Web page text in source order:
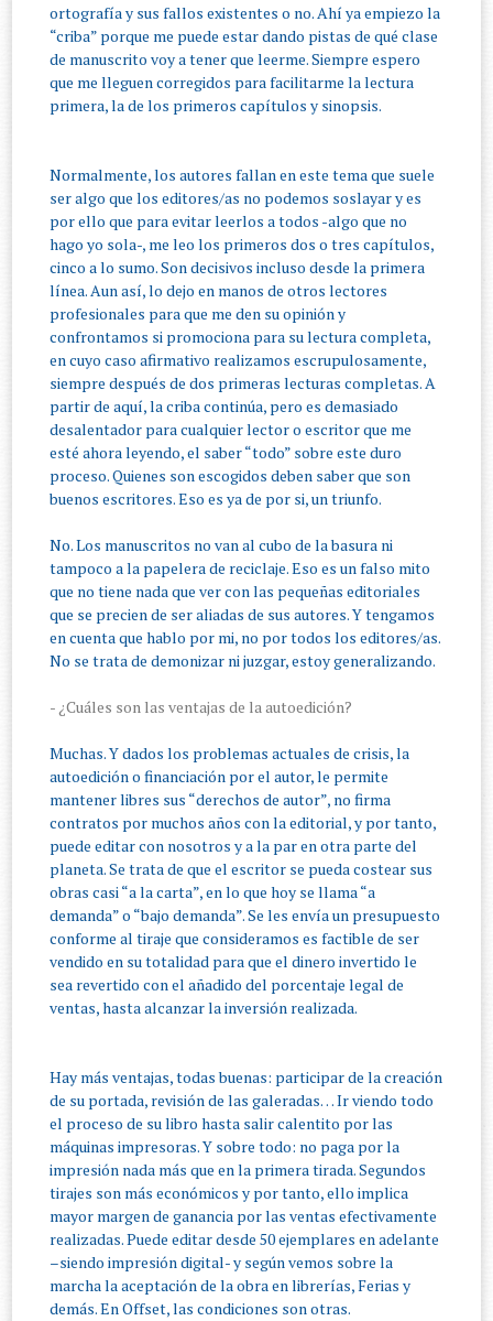
ortografía y sus fallos existentes o no. Ahí ya empiezo la
“criba” porque me puede estar dando pistas de qué clase
de manuscrito voy a tener que leerme. Siempre espero
que me lleguen corregidos para facilitarme la lectura
primera, la de los primeros capítulos y sinopsis.
Normalmente, los autores fallan en este tema que suele
ser algo que los editores/as no podemos soslayar y es
por ello que para evitar leerlos a todos -algo que no
hago yo sola-, me leo los primeros dos o tres capítulos,
cinco a lo sumo. Son decisivos incluso desde la primera
línea. Aun así, lo dejo en manos de otros lectores
profesionales para que me den su opinión y
confrontamos si promociona para su lectura completa,
en cuyo caso afirmativo realizamos escrupulosamente,
siempre después de dos primeras lecturas completas. A
partir de aquí, la criba continúa, pero es demasiado
desalentador para cualquier lector o escritor que me
esté ahora leyendo, el saber “todo” sobre este duro
proceso. Quienes son escogidos deben saber que son
buenos escritores. Eso es ya de por si, un triunfo.
No. Los manuscritos no van al cubo de la basura ni
tampoco a la papelera de reciclaje. Eso es un falso mito
que no tiene nada que ver con las pequeñas editoriales
que se precien de ser aliadas de sus autores. Y tengamos
en cuenta que hablo por mi, no por todos los editores/as.
No se trata de demonizar ni juzgar, estoy generalizando.
- ¿Cuáles son las ventajas de la autoedición?
Muchas. Y dados los problemas actuales de crisis, la
autoedición o financiación por el autor, le permite
mantener libres sus “derechos de autor”, no firma
contratos por muchos años con la editorial, y por tanto,
puede editar con nosotros y a la par en otra parte del
planeta. Se trata de que el escritor se pueda costear sus
obras casi “a la carta”, en lo que hoy se llama “a
demanda” o “bajo demanda”. Se les envía un presupuesto
conforme al tiraje que consideramos es factible de ser
vendido en su totalidad para que el dinero invertido le
sea revertido con el añadido del porcentaje legal de
ventas, hasta alcanzar la inversión realizada.
Hay más ventajas, todas buenas: participar de la creación
de su portada, revisión de las galeradas… Ir viendo todo
el proceso de su libro hasta salir calentito por las
máquinas impresoras. Y sobre todo: no paga por la
impresión nada más que en la primera tirada. Segundos
tirajes son más económicos y por tanto, ello implica
mayor margen de ganancia por las ventas efectivamente
realizadas. Puede editar desde 50 ejemplares en adelante
–siendo impresión digital- y según vemos sobre la
marcha la aceptación de la obra en librerías, Ferias y
demás. En Offset, las condiciones son otras.